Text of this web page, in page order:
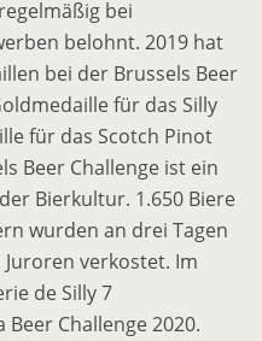
bei
belohnt. 2019 hat
bei der Brussels Beer
für das Silly
für das Scotch Pinot
Beer Challenge ist ein
Bierkultur. 1.650 Biere
wurden an drei Tagen
verkostet. Im
de Silly 7
Challenge 2020.